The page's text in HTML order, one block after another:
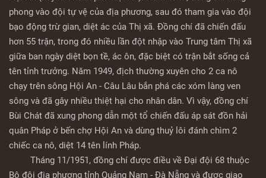
phong vào đội tự vệ của địa phương, sau đó tham gia vào đội
bạo động trừ gian, diệt ác của Thị xã. Đồng chí đã chiến đấu
hơn 55 trận, trong đó nhiều lần đột nhập vào Trung tâm Thị xã
giữa ban ngày diệt bọn tề, ác ôn, đặc biệt có trận bắt sống cả
tên tỉnh trưởng. Năm 1949, địch thường xuyên cho 2 ca nô
chạy trên sông Hội An - Câu Lâu bắn phá các xóm làng ven
sông và đã gây nhiều thiệt hại cho nhân dân. Vì vậy, đồng chí
Bùi Chát đã xung phong dẫn một tổ chiến đấu áp sát đồn hải
quân Pháp ở bến chợ Hội An và dùng thuỷ lôi đánh chìm 2
chiếc ca nô, diệt 14 tên lính Pháp.
Tháng 11/1951, đồng chí được điều về Đại đội 68 thuộc
Bộ đội địa phương tỉnh Quảng Nam - Đà Nẵng và được giao